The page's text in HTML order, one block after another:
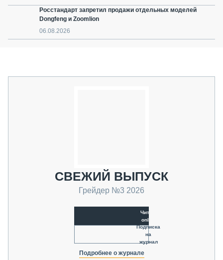
Росстандарт запретил продажи отдельных моделей
Dongfeng и Zoomlion
06.08.2026
СВЕЖИЙ ВЫПУСК
Грейдер №3 2026
Читать
online
Подписка
на
журнал
Подробнее о журнале